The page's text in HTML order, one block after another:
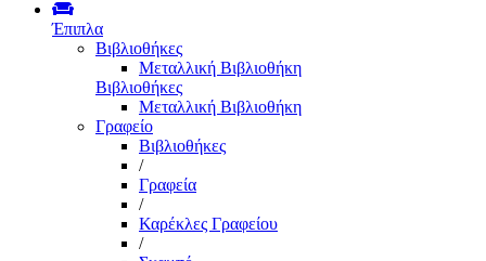
Έπιπλα
Βιβλιοθήκες
Μεταλλική Βιβλιοθήκη
Βιβλιοθήκες
Μεταλλική Βιβλιοθήκη
Γραφείο
Βιβλιοθήκες
/
Γραφεία
/
Καρέκλες Γραφείου
/